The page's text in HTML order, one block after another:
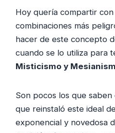
Hoy quería compartir
combinaciones más
hacer de este concepto
cuando se lo utiliza para
Misticismo y
Son pocos los que
que reinstaló este ideal
exponencial y novedosa